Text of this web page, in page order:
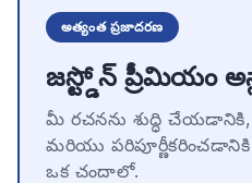
అత్యంత ప్రజాదరణ
జస్ట్డోన్ ప్రీమియం
మీ రచనను శుద్ధి
మరియు
ఒక చందాలో.